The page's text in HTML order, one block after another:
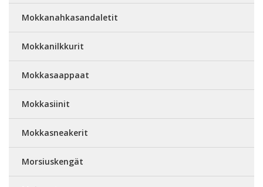
Mokkanahkasandaletit
Mokkanilkkurit
Mokkasaappaat
Mokkasiinit
Mokkasneakerit
Morsiuskengät